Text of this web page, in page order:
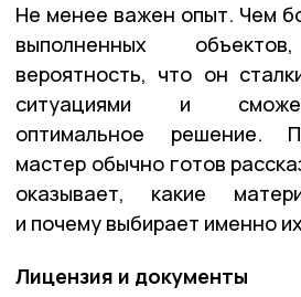
Не менее важен опыт. Чем
выполненных
вероятность, что он
ситуациями и
оптимальное решение.
мастер обычно готов
оказывает, какие
и почему выбирает именно
Лицензия и документы